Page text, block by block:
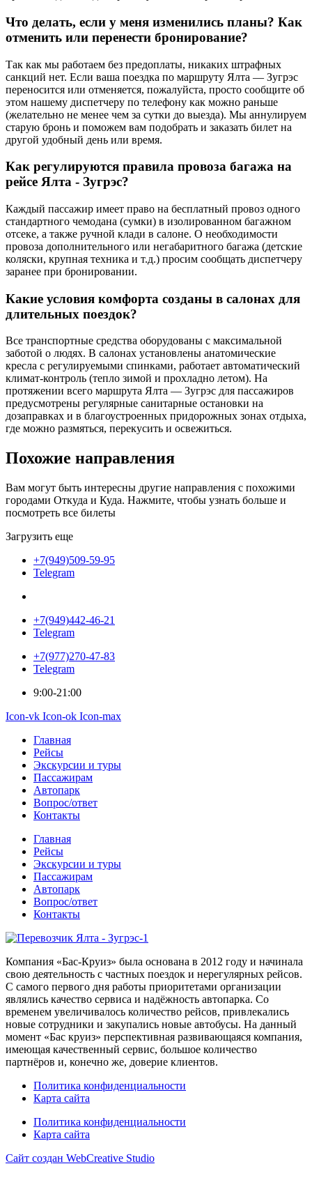
Что делать, если у меня изменились планы? Как
отменить или перенести бронирование?
Так как мы работаем без предоплаты, никаких штрафных
санкций нет. Если ваша поездка по маршруту Ялта — Зугрэс
переносится или отменяется, пожалуйста, просто сообщите об
этом нашему диспетчеру по телефону как можно раньше
(желательно не менее чем за сутки до выезда). Мы аннулируем
старую бронь и поможем вам подобрать и заказать билет на
другой удобный день или время.
Как регулируются правила провоза багажа на
рейсе Ялта - Зугрэс?
Каждый пассажир имеет право на бесплатный провоз одного
стандартного чемодана (сумки) в изолированном багажном
отсеке, а также ручной клади в салоне. О необходимости
провоза дополнительного или негабаритного багажа (детские
коляски, крупная техника и т.д.) просим сообщать диспетчеру
заранее при бронировании.
Какие условия комфорта созданы в салонах для
длительных поездок?
Все транспортные средства оборудованы с максимальной
заботой о людях. В салонах установлены анатомические
кресла с регулируемыми спинками, работает автоматический
климат-контроль (тепло зимой и прохладно летом). На
протяжении всего маршрута Ялта — Зугрэс для пассажиров
предусмотрены регулярные санитарные остановки на
дозаправках и в благоустроенных придорожных зонах отдыха,
где можно размяться, перекусить и освежиться.
Похожие направления
Вам могут быть интересны другие направления с похожими
городами Откуда и Куда. Нажмите, чтобы узнать больше и
посмотреть все билеты
Загрузить еще
+7(949)509-59-95
Telegram
+7(949)442-46-21
Telegram
+7(977)270-47-83
Telegram
9:00-21:00
Icon-vk Icon-ok Icon-max
Главная
Рейсы
Экскурсии и туры
Пассажирам
Автопарк
Вопрос/ответ
Контакты
Главная
Рейсы
Экскурсии и туры
Пассажирам
Автопарк
Вопрос/ответ
Контакты
Компания «Бас-Круиз» была основана в 2012 году и начинала
свою деятельность с частных поездок и нерегулярных рейсов.
С самого первого дня работы приоритетами организации
являлись качество сервиса и надёжность автопарка. Со
временем увеличивалось количество рейсов, привлекались
новые сотрудники и закупались новые автобусы. На данный
момент «Бас круиз» перспективная развивающаяся компания,
имеющая качественный сервис, большое количество
партнёров и, конечно же, доверие клиентов.
Политика конфиденциальности
Карта сайта
Политика конфиденциальности
Карта сайта
Сайт создан WebCreative Studio